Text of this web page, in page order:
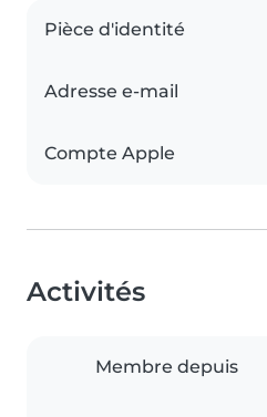
Pièce d'identité
Adresse e-mail
Compte Apple
Activités
Membre depuis